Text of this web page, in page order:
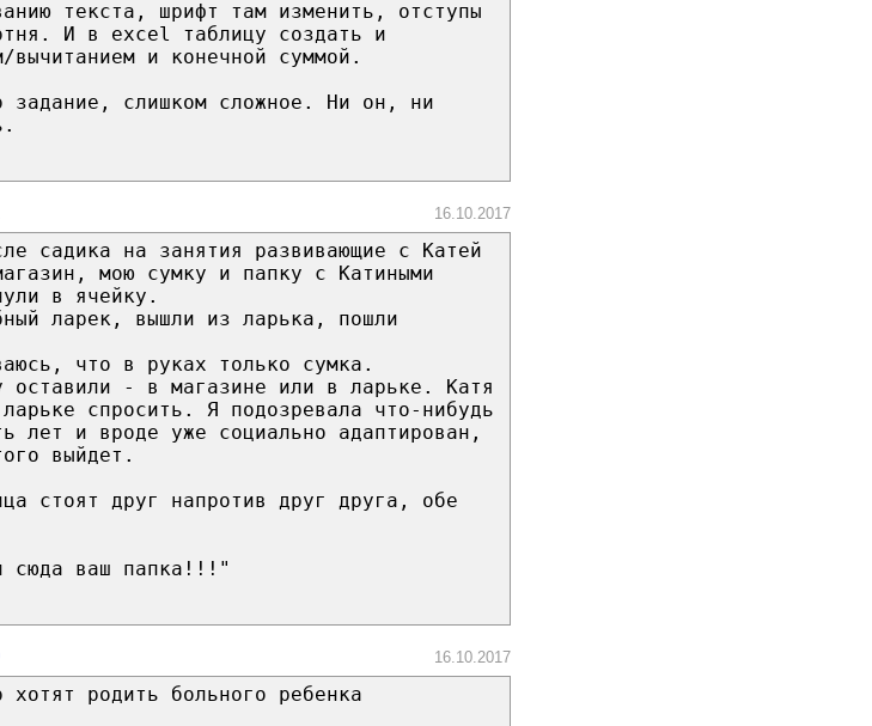
текста, шрифт там изменить, отступы
И в excel таблицу создать и
вычитанием и конечной суммой.
задание, слишком сложное. Ни он, ни
16.10.2017
садика на занятия развивающие с Катей
мою сумку и папку с Катиными
в ячейку.
ларек, вышли из ларька, пошли
что в руках только сумка.
оставили - в магазине или в ларьке. Катя
спросить. Я подозревала что-нибудь
лет и вроде уже социально адаптирован,
выйдет.
стоят друг напротив друг друга, обе
сюда ваш папка!!!"
16.10.2017
родить больного ребенка